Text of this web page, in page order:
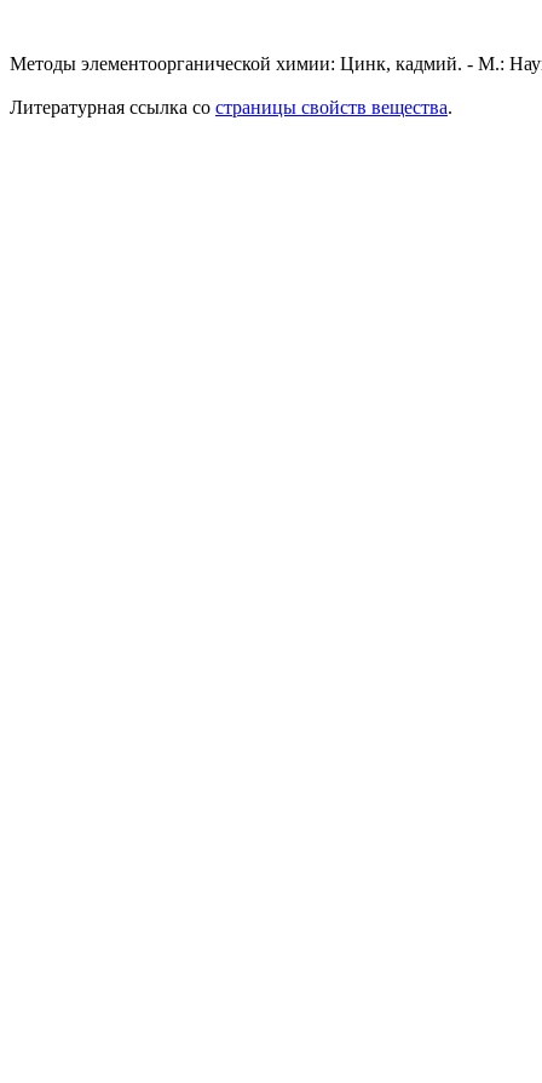
Методы элементоорганической химии: Цинк, кадмий. - М.:
Литературная ссылка со страницы свойств вещества.